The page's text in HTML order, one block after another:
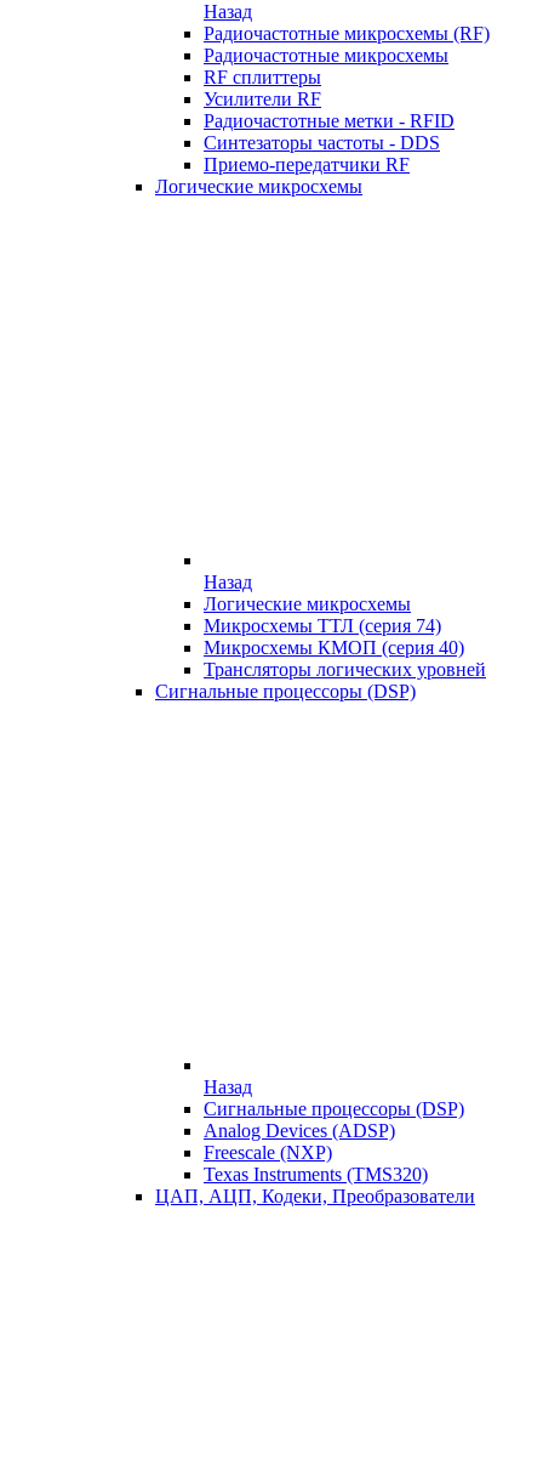
Назад
Радиочастотные микросхемы (RF)
Радиочастотные микросхемы
RF сплиттеры
Усилители RF
Радиочастотные метки - RFID
Синтезаторы частоты - DDS
Приемо-передатчики RF
Логические микросхемы
Назад
Логические микросхемы
Микросхемы ТТЛ (серия 74)
Микросхемы КМОП (серия 40)
Трансляторы логических уровней
Сигнальные процессоры (DSP)
Назад
Сигнальные процессоры (DSP)
Analog Devices (ADSP)
Freescale (NXP)
Texas Instruments (TMS320)
ЦАП, АЦП, Кодеки, Преобразователи